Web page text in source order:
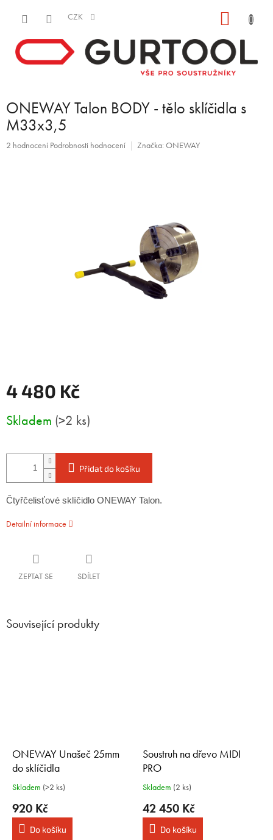
CZK
ONEWAY Talon BODY - tělo sklíčidla s
M33x3,5
Průměrné
2 hodnocení Podrobnosti hodnocení Značka: ONEWAY
4 480 Kč
cena:
Skladem (>2 ks)
Přidat do košíku
Čtyřčelisťové sklíčidlo ONEWAY Talon.
Detailní informace
ZEPTAT SE SDÍLET
Související produkty
ONEWAY Unašeč 25mm
do sklíčidla
Skladem (>2 ks)
920 Kč
Do košíku
Soustruh na dřevo MIDI
PRO
Elitní stolní soustruh s otočným
Skladem (2 ks)
42 450 Kč
Do košíku